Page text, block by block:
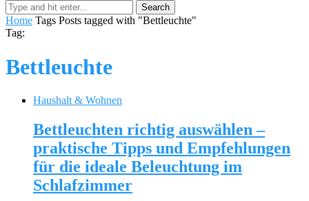
Home Tags Posts tagged with "Bettleuchte"
Tag:
Bettleuchte
Haushalt & Wohnen
Bettleuchten richtig auswählen –
praktische Tipps und Empfehlungen
für die ideale Beleuchtung im
Schlafzimmer